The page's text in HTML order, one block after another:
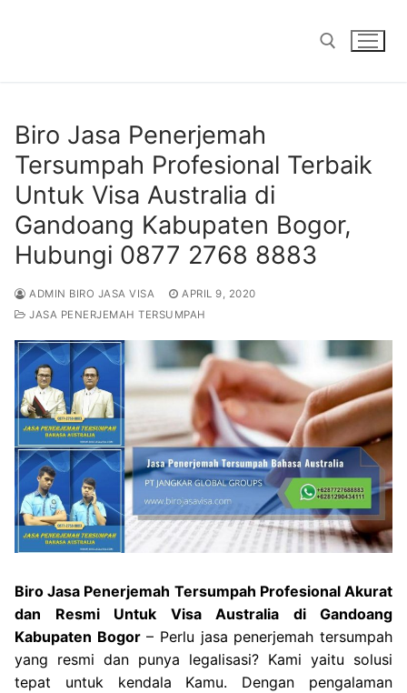
Biro Jasa Penerjemah
Tersumpah Profesional Terbaik
Untuk Visa Australia di
Gandoang Kabupaten Bogor,
Hubungi 0877 2768 8883
ADMIN BIRO JASA VISA
APRIL 9, 2020
JASA PENERJEMAH TERSUMPAH
Biro Jasa Penerjemah Tersumpah Profesional Akurat
dan Resmi Untuk Visa Australia di Gandoang
Kabupaten Bogor– Perlu jasa penerjemah tersumpah
yang resmi dan punya legalisasi? Kami yaitu solusi
tepat untuk kendala Kamu. Dengan pengalaman